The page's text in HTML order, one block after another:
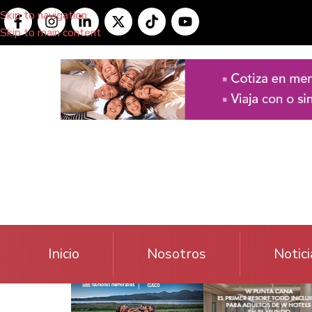
Skip to navigation
Skip to main content
Inicio Nosotros